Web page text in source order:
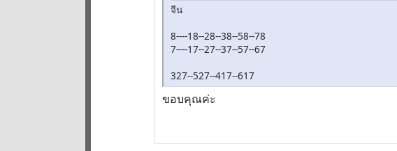
จีน
8----18--28--38--58--78
7----17--27--37--57--67
327--527--417--617
ขอบคุณค่ะ